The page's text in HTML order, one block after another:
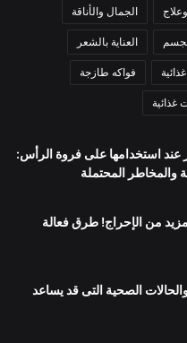
الجمال والأناقة
العناية بالشعر
فواكه طازجة
غذائية
عند استخدامها على فروة الرأس:
والمخاطر المحتملة
من الإحراج! طرق فعالة
الصحية التى قد يساعد